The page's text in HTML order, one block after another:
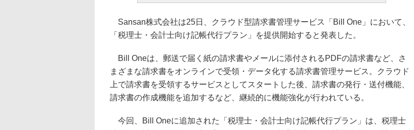
Sansan株式会社は25日、クラウド型請求書管理サービス「Bill One」において、
「税理士・会計士向け記帳代行プラン」を提供開始すると発表した。
Bill Oneは、郵送で届く紙の請求書やメールに添付されるPDFの請求書など、さ
まざまな請求書をオンラインで受領・データ化する請求書管理サービス。クラウド
上で請求書を受領するサービスとしてスタートした後、請求書の発行・送付機能、
請求書の作成機能を追加するなど、継続的に機能強化が行われている。
今回、Bill Oneに追加された「税理士・会計士向け記帳代行プラン」は、税理士